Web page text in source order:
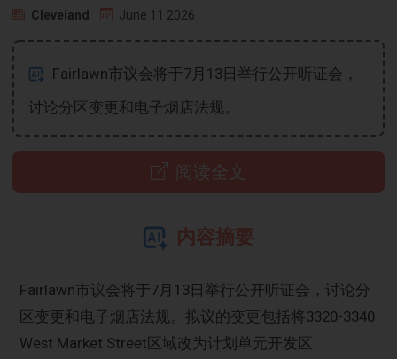
Cleveland June 11 2026
Fairlawn市议会将于7月13日举行公开听证会，
讨论分区变更和电子烟店法规。
阅读全文
内容摘要
Fairlawn市议会将于7月13日举行公开听证会，讨论分
区变更和电子烟店法规。拟议的变更包括将3320-3340
West Market Street区域改为计划单元开发区